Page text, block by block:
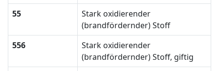
55
Stark oxidierender
(brandfördernder) Stoff
556
Stark oxidierender
(brandfördernder) Stoff, giftig